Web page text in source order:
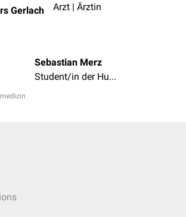
Gerlach
Arzt | Ärztin
Sebastian Merz
Student/in der Humanmedizin